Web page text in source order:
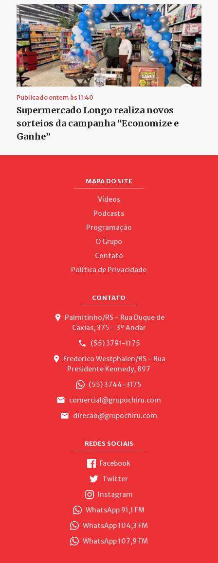
Publicado ontem às 11:40
Supermercado Longo realiza novos
sorteios da campanha “Economize e
Ganhe”
MAPA DO SITE
Vídeos
Podcasts
Programação
O Grupo
Contato
Política de Privacidade
CONTATO
Palmitinho/RS - Rua Duque de
Caxias, 375 - 3º Andar
(55) 3791-1175
Frederico Westphalen/RS - Rua
Presidente Kennedy, 897
(55) 3744-3175
comercial@grupochiru.com
direcao@grupochiru.com
REDES SOCIAIS
Facebook
Twitter
Instagram
WhatsApp 91,1 FM
WhatsApp 104,3 FM
WhatsApp 107,9 FM